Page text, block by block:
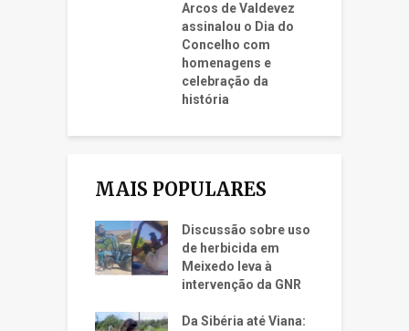
Arcos de Valdevez
assinalou o Dia do
Concelho com
homenagens e
celebração da
história
MAIS POPULARES
Discussão sobre uso
de herbicida em
Meixedo leva à
intervenção da GNR
Da Sibéria até Viana: